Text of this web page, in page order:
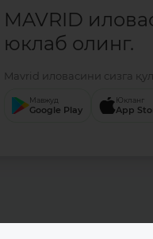
MAVRID
юклаб олинг.
Mavrid иловасини сизга
Мавжуд
Google Play
Юкланг
App